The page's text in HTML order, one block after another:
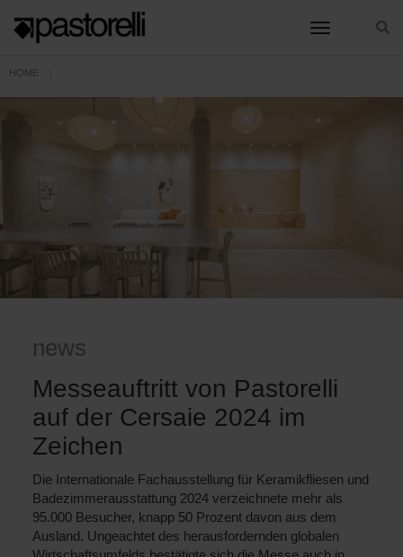
toggle
HOME
news
Messeauftritt von Pastorelli
auf der Cersaie 2024 im
Zeichen
Die Internationale Fachausstellung für Keramikfliesen und
Badezimmerausstattung 2024 verzeichnete mehr als
95.000 Besucher, knapp 50 Prozent davon aus dem
Ausland. Ungeachtet des herausfordernden globalen